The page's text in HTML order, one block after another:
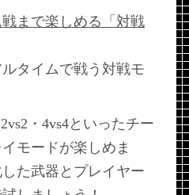
まで楽しめる「対戦
タイムで戦う対戦モ
・4vs4といったチー
モードが楽しめま
た武器とプレイヤー